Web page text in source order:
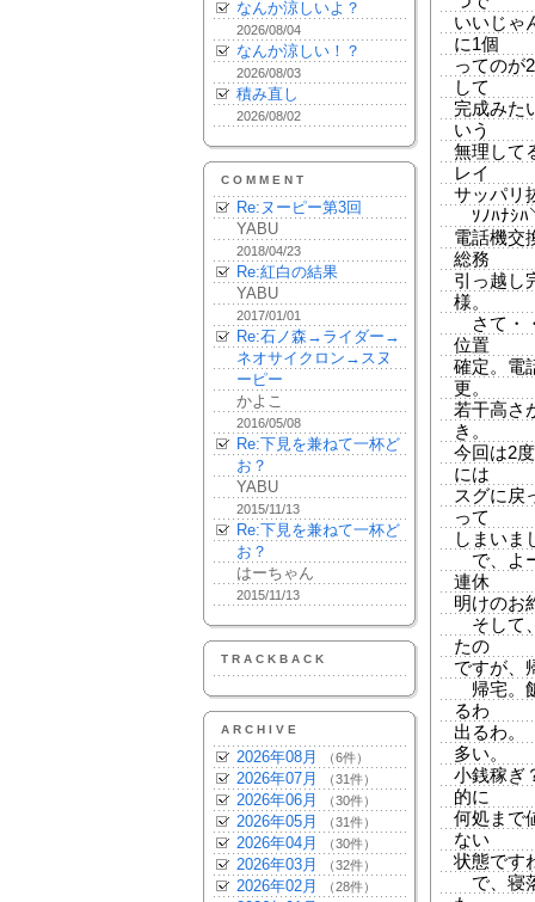
なんか涼しいよ？
2026/08/04
なんか涼しい！？
2026/08/03
積み直し
2026/08/02
COMMENT
Re:ヌーピー第3回
YABU
2018/04/23
Re:紅白の結果
YABU
2017/01/01
Re:石ノ森→ライダー→
ネオサイクロン→スヌ
ーピー
かよこ
2016/05/08
Re:下見を兼ねて一杯ど
お？
YABU
2015/11/13
Re:下見を兼ねて一杯ど
お？
はーちゃん
2015/11/13
TRACKBACK
ARCHIVE
2026年08月 （6件）
2026年07月 （31件）
2026年06月 （30件）
2026年05月 （31件）
2026年04月 （30件）
2026年03月 （32件）
2026年02月 （28件）
いいじゃ
に1個
ってのが
して
完成みた
いう
無理して
レイ
サッパリ
ｿﾉﾊﾅｼﾊ
電話機交
総務
引っ越し
様。
さて・
位置
確定。電
更。
若干高さ
き。
今回は2
には
スグに戻
って
しまいま
で、よ
連休
明けのお
そして
たの
ですが、
帰宅。
るわ
出るわ。
多い。
小銭稼ぎ
的に
何処まで
ない
状態です
で、寝